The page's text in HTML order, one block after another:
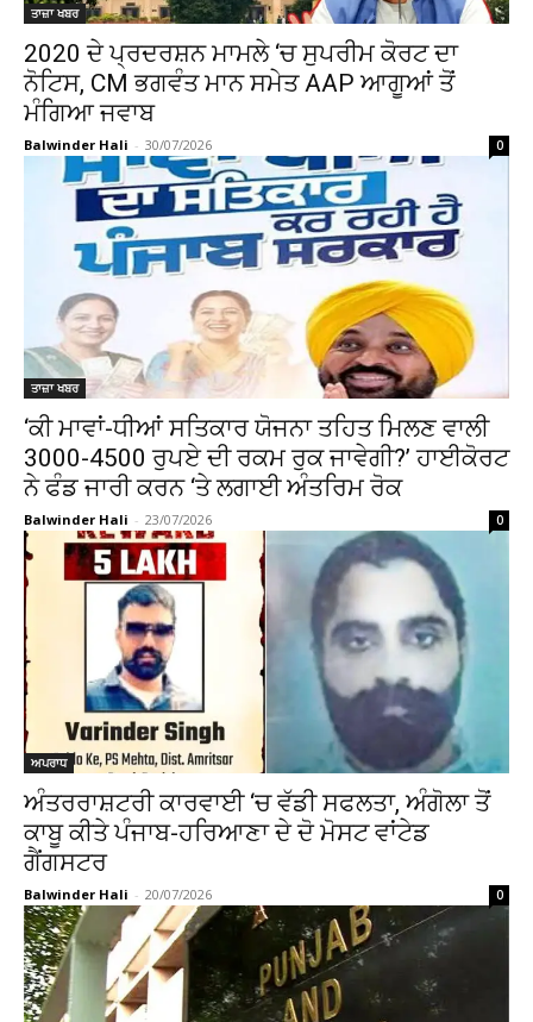
ਤਾਜ਼ਾ ਖਬਰ
2020 ਦੇ ਪ੍ਰਦਰਸ਼ਨ ਮਾਮਲੇ ‘ਚ ਸੁਪਰੀਮ ਕੋਰਟ ਦਾ
ਨੋਟਿਸ, CM ਭਗਵੰਤ ਮਾਨ ਸਮੇਤ AAP ਆਗੂਆਂ ਤੋਂ
ਮੰਗਿਆ ਜਵਾਬ
Balwinder Hali - 30/07/2026 0
ਤਾਜ਼ਾ ਖਬਰ
‘ਕੀ ਮਾਵਾਂ-ਧੀਆਂ ਸਤਿਕਾਰ ਯੋਜਨਾ ਤਹਿਤ ਮਿਲਣ ਵਾਲੀ
3000-4500 ਰੁਪਏ ਦੀ ਰਕਮ ਰੁਕ ਜਾਵੇਗੀ?’ ਹਾਈਕੋਰਟ
ਨੇ ਫੰਡ ਜਾਰੀ ਕਰਨ ‘ਤੇ ਲਗਾਈ ਅੰਤਰਿਮ ਰੋਕ
Balwinder Hali - 23/07/2026 0
ਅਪਰਾਧ
ਅੰਤਰਰਾਸ਼ਟਰੀ ਕਾਰਵਾਈ ‘ਚ ਵੱਡੀ ਸਫਲਤਾ, ਅੰਗੋਲਾ ਤੋਂ
ਕਾਬੂ ਕੀਤੇ ਪੰਜਾਬ-ਹਰਿਆਣਾ ਦੇ ਦੋ ਮੋਸਟ ਵਾਂਟੇਡ
ਗੈਂਗਸਟਰ
Balwinder Hali - 20/07/2026 0